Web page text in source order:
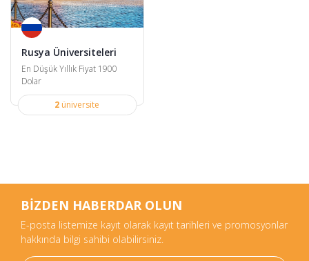
Rusya Üniversiteleri
En Düşük Yıllık Fiyat 1900
Dolar
2 üniversite
BİZDEN HABERDAR OLUN
E-posta listemize kayıt olarak kayıt tarihleri ve promosyonlar
hakkında bilgi sahibi olabilirsiniz.